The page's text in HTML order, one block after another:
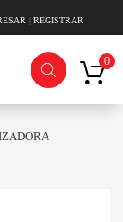
| REGISTRAR
0